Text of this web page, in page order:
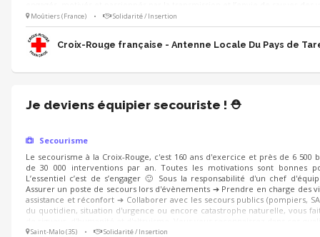
Moûtiers (France) • Solidarité / Insertion
Croix-Rouge française - Antenne Locale Du Pays de
Je deviens équipier secouriste ! ⛑️
Secourisme
Le secourisme à la Croix-Rouge, c'est 160 ans d'exercice et près de 6 500
de 30 000 interventions par an. Toutes les motivations sont bonnes
L’essentiel c’est de s’engager 🙂 Sous la responsabilité d'un chef
Assurer un poste de secours lors d'évènements ➔ Prendre en charge des
assistance et réconfort ➔ Collaborer avec les secours publics (pompiers,
du quotidien, situation d'urgence ou encore catastrophe naturelle, vous
Saint-Malo (35) • Solidarité / Insertion